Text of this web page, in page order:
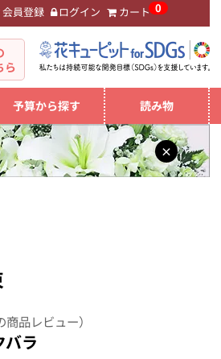
会員登録 ログイン カート 0
ら
予算から探す 読み物
×
商品レビュー）
ラ